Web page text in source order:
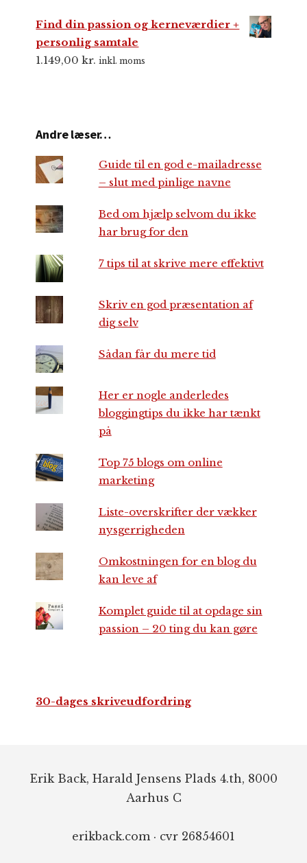
Find din passion og kerneværdier +
personlig samtale
1.149,00kr. inkl. moms
Andre læser…
Guide til en god e-mailadresse
– slut med pinlige navne
Bed om hjælp selvom du ikke
har brug for den
7 tips til at skrive mere effektivt
Skriv en god præsentation af
dig selv
Sådan får du mere tid
Her er nogle anderledes
bloggingtips du ikke har tænkt
på
Top 75 blogs om online
marketing
Liste-overskrifter der vækker
nysgerrigheden
Omkostningen for en blog du
kan leve af
Komplet guide til at opdage sin
passion – 20 ting du kan gøre
30-dages skriveudfordring
Erik Back, Harald Jensens Plads 4.th, 8000
Aarhus C
erikback.com · cvr 26854601